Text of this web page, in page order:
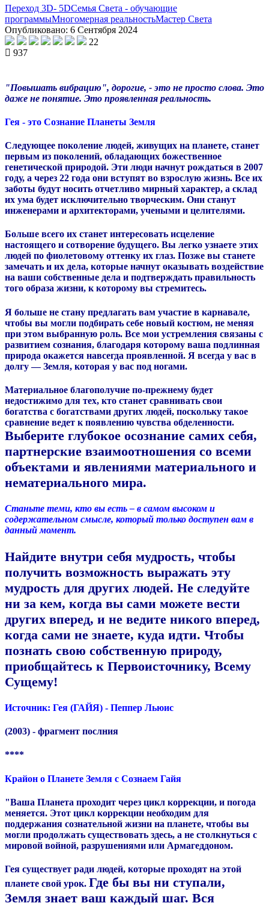
Переход 3D- 5DСемья Света - обучающие
программыМногомерная реальностьМастер Света
Опубликовано: 6 Сентября 2024
22
937
"Повышать вибрацию", дорогие, - это не просто слова. Это
даже не понятие. Это проявленная реальность.
Гея - это Сознание Планеты Земля
Следующее поколение людей, живущих на планете, станет
первым из поколений, обладающих божественное
генетической природой. Эти люди начнут рождаться в 2007
году, а через 22 года они вступят во взрослую жизнь. Все их
заботы будут носить отчетливо мирный характер, а склад
их ума будет исключительно творческим. Они станут
инженерами и архитекторами, учеными и целителями.
Больше всего их станет интересовать исцеление
настоящего и сотворение будущего. Вы легко узнаете этих
людей по фиолетовому оттенку их глаз. Позже вы станете
замечать и их дела, которые начнут оказывать воздействие
на ваши собственные дела и подтверждать правильность
того образа жизни, к которому вы стремитесь.
Я больше не стану предлагать вам участие в карнавале,
чтобы вы могли подбирать себе новый костюм, не меняя
при этом выбранную роль. Все мои устремления связаны с
развитием сознания, благодаря которому ваша подлинная
природа окажется навсегда проявленной. Я всегда у вас в
долгу — Земля, которая у вас под ногами.
Материальное благополучие по-прежнему будет
недостижимо для тех, кто станет сравнивать свои
богатства с богатствами других людей, поскольку такое
сравнение ведет к появлению чувства обделенности.
Выберите глубокое осознание самих себя,
партнерские взаимоотношения со всеми
объектами и явлениями материального и
нематериального мира.
Станьте теми, кто вы есть – в самом высоком и
содержательном смысле, который только доступен вам в
данный момент.
Найдите внутри себя мудрость, чтобы
получить возможность выражать эту
мудрость для других людей. Не следуйте
ни за кем, когда вы сами можете вести
других вперед, и не ведите никого вперед,
когда сами не знаете, куда идти. Чтобы
познать свою собственную природу,
приобщайтесь к Первоисточнику, Всему
Сущему!
Источник: Гея (ГАЙЯ) - Пеппер Льюис
(2003) - фрагмент послния
****
Крайон о Планете Земля с Сознаем Гайя
"Ваша Планета проходит через цикл коррекции, и погода
меняется. Этот цикл коррекции необходим для
поддержания сознательной жизни на планете, чтобы вы
могли продолжать существовать здесь, а не столкнуться с
мировой войной, разрушениями или Армагеддоном.
Гея существует ради людей, которые проходят на этой
планете свой урок. Где бы вы ни ступали,
Земля знает ваш каждый шаг. Вся